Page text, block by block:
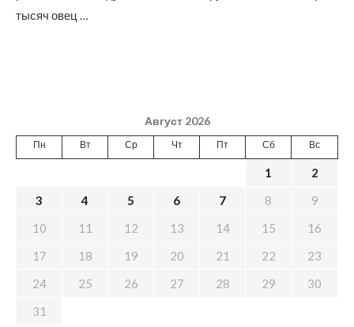
тысяч овец …
Август 2026
Пн Вт Ср Чт Пт Сб Вс
1
2
3
4 5 6 7 8
9
10
11 12 13 14 15
16
17
18 19 20 21 22
23
24
25 26 27 28 29
30
31